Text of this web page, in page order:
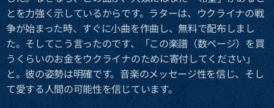
とを力強く示しているからです。ラターは、ウクライナの戦
争が始まった時、すぐに小曲を作曲し、無料で配布しまし
た。そしてこう言ったのです、「この楽譜（数ページ）を買
うくらいのお金をウクライナのために寄付してください」
と。彼の姿勢は明確です。音楽のメッセージ性を信じ、そし
て愛する人間の可能性を信じています。